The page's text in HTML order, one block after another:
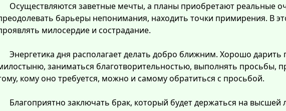
Осуществляются заветные мечты, а планы приобретают реальные
барьеры непонимания, находить точки примирения. В
милосердие и сострадание.
Энергетика дня располагает делать добро ближним. Хорошо дарить
заниматься благотворительностью, выполнять просьбы,
кому оно требуется, можно и самому обратиться с просьбой.
Благоприятно заключать брак, который будет держаться на высшей